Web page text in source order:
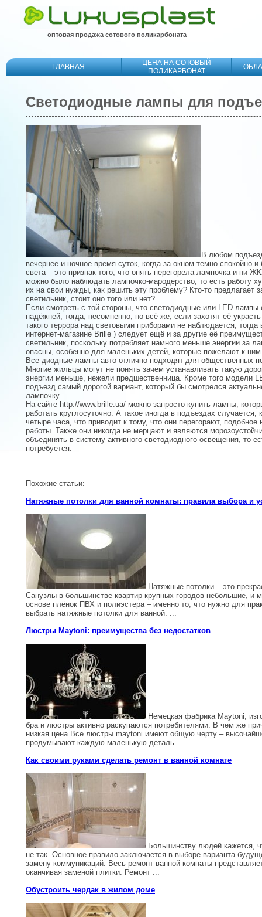
оптовая продажа сотового поликарбоната
ГЛАВНАЯ
ЦЕНА НА СОТОВЫЙ
ПОЛИКАРБОНАТ
Светодиодные лампы для
В любом
вечернее и ночное время суток, когда за окном темно спокойно
света – это признак того, что опять перегорела лампочка и ни
можно было наблюдать лампочко-мародерство, то есть работу
их на свои нужды, как решить эту проблему? Кто-то
светильник, стоит оно того или нет?
Если смотреть с той стороны, что светодиодные или LED
надёжней, тогда, несомненно, но всё же, если захотят её
такого террора над световыми приборами не наблюдается,
интернет-магазине Brille ) следует ещё и за другие её
светильник, поскольку потребляет намного меньше энергии за
опасны, особенно для маленьких детей, которые пожелают к ним
Все диодные лампы авто отлично подходят для общественных
Многие жильцы могут не понять зачем устанавливать такую
энергии меньше, нежели предшественница. Кроме того модели
подъезд самый дорогой вариант, который бы смотрелся
лампочку.
На сайте http://www.brille.ua/ можно запросто купить лампы,
работать круглосуточно. А такое иногда в подъездах
четыре часа, что приводит к тому, что они перегорают,
работы. Также они никогда не мерцают и являются
объединять в систему активного светодиодного освещения, то
потребуется.
Похожие статьи:
Натяжные потолки для ванной комнаты: правила выбора и
Натяжные потолки – это
Санузлы в большинстве квартир крупных городов небольшие, и
основе плёнок ПВХ и полиэстера – именно то, что нужно для
выбрать натяжные потолки для ванной: ...
Люстры Maytoni: преимущества без недостатков
Немецкая фабрика Maytoni,
бра и люстры активно раскупаются потребителями. В чем же
низкая цена Все люстры maytoni имеют общую черту –
продумывают каждую маленькую деталь ...
Как своими руками сделать ремонт в ванной комнате
Большинству людей кажется,
не так. Основное правило заключается в выборе варианта
замену коммуникаций. Весь ремонт ванной комнаты
оканчивая заменой плитки. Ремонт ...
Обустроить чердак в жилом доме